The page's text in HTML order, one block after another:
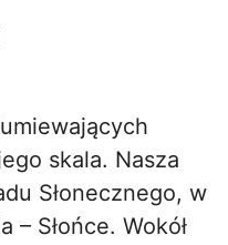
skala. Nasza
Słonecznego, w
Słońce. Wokół